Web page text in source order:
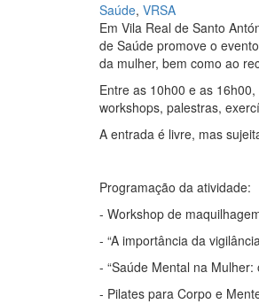
Saúde, VRSA
Em Vila Real de Santo
de Saúde promove o
da mulher, bem como ao
Entre as 10h00 e as
workshops, palestras,
A entrada é livre, mas
Programação da atividade:
- Workshop de
- “A importância da
- “Saúde Mental na
- Pilates para Corpo e